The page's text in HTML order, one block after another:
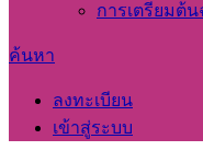
การเตรียมต้
ค้นหา
ลงทะเบียน
เข้าสู่ระบบ